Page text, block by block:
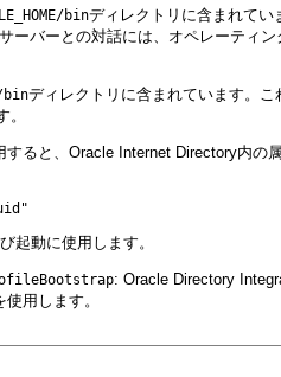
binディレクトリに含まれてい
ーバーとの対話には、オペレーティ
binディレクトリに含まれています。こ
すると、Oracle Internet Directory内
起動に使用します。
: Oracle Directory
使用します。